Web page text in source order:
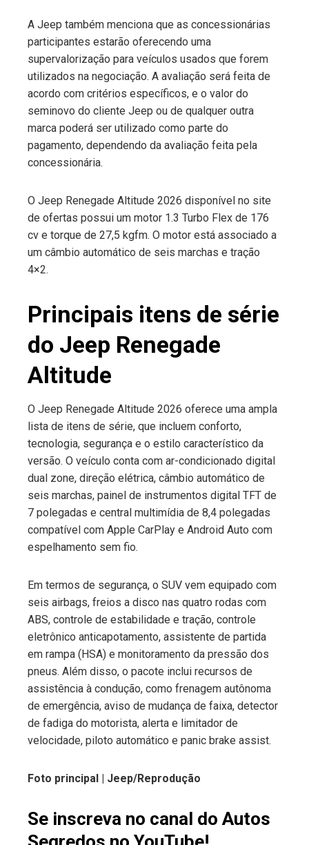
A Jeep também menciona que as concessionárias
participantes estarão oferecendo uma
supervalorização para veículos usados que forem
utilizados na negociação. A avaliação será feita de
acordo com critérios específicos, e o valor do
seminovo do cliente Jeep ou de qualquer outra
marca poderá ser utilizado como parte do
pagamento, dependendo da avaliação feita pela
concessionária.
O Jeep Renegade Altitude 2026 disponível no site
de ofertas possui um motor 1.3 Turbo Flex de 176
cv e torque de 27,5 kgfm. O motor está associado a
um câmbio automático de seis marchas e tração
4×2.
Principais itens de série
do Jeep Renegade
Altitude
O Jeep Renegade Altitude 2026 oferece uma ampla
lista de itens de série, que incluem conforto,
tecnologia, segurança e o estilo característico da
versão. O veículo conta com ar-condicionado digital
dual zone, direção elétrica, câmbio automático de
seis marchas, painel de instrumentos digital TFT de
7 polegadas e central multimídia de 8,4 polegadas
compatível com Apple CarPlay e Android Auto com
espelhamento sem fio.
Em termos de segurança, o SUV vem equipado com
seis airbags, freios a disco nas quatro rodas com
ABS, controle de estabilidade e tração, controle
eletrônico anticapotamento, assistente de partida
em rampa (HSA) e monitoramento da pressão dos
pneus. Além disso, o pacote inclui recursos de
assistência à condução, como frenagem autônoma
de emergência, aviso de mudança de faixa, detector
de fadiga do motorista, alerta e limitador de
velocidade, piloto automático e panic brake assist.
Foto principal | Jeep/Reprodução
Se inscreva no canal do Autos